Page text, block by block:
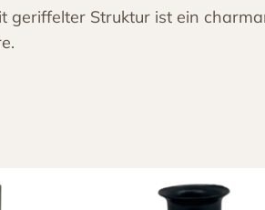
geriffelter Struktur ist ein